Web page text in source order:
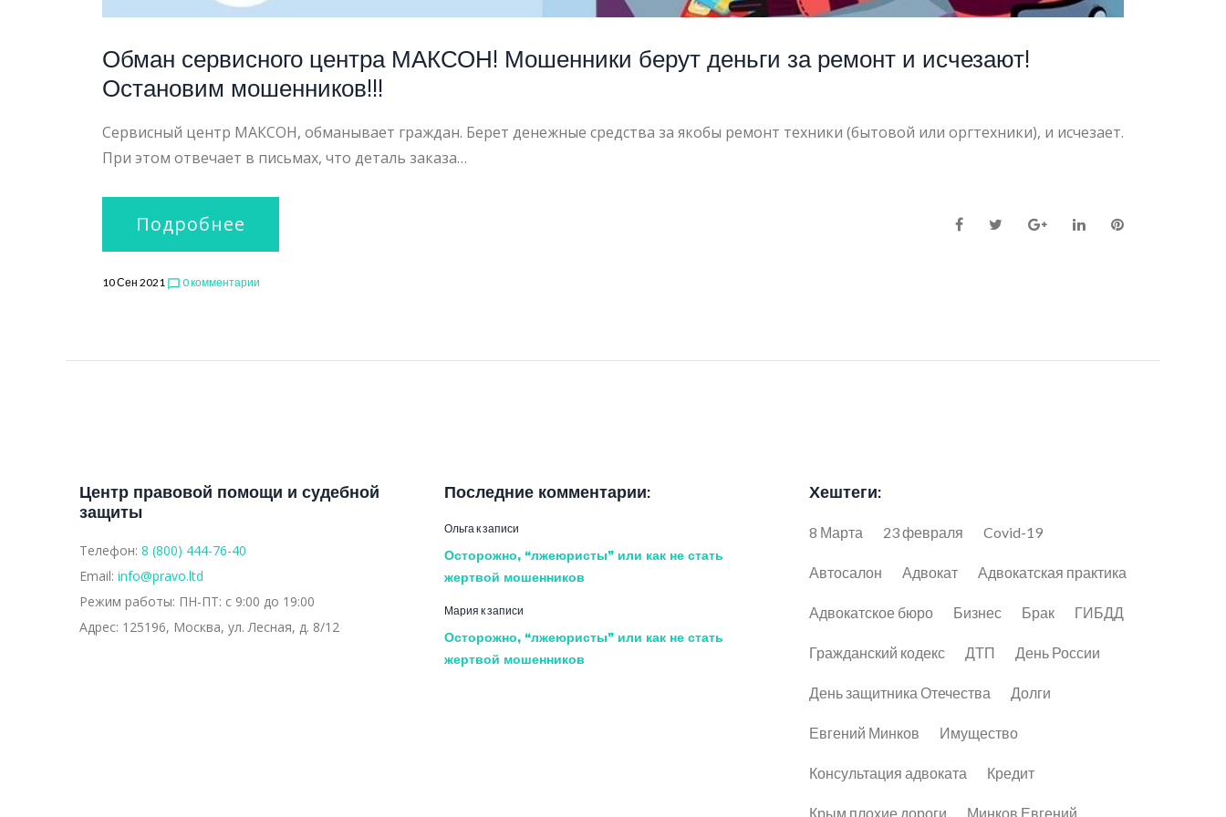
Обман сервисного центра МАКСОН! Мошенники берут деньги за ремонт и исчезают!
Остановим мошенников!!!
Сервисный центр МАКСОН, обманывает граждан. Берет денежные средства за якобы ремонт техники (бытовой или оргтехники), и исчезает.
При этом отвечает в письмах, что деталь заказа…
Подробнее FacebookTwitter Google+LinkedIn
10 Сен 2021 chat_bubble_outline 0 комментарии
Центр правовой помощи и судебной
защиты
Телефон: 8 (800) 444-76-40
Email: info@pravo.ltd
Режим работы: ПН-ПТ: с 9:00 до 19:00
Адрес: 125196, Москва, ул. Лесная, д. 8/12
Последние комментарии:
Ольгак записи
Осторожно, “лжеюристы” или как не стать
жертвой мошенников
Мария к записи
Осторожно, “лжеюристы” или как не стать
жертвой мошенников
Хештеги:
8 Марта 23 февраля Covid-19
Автосалон Адвокат Адвокатская практика
Адвокатское бюро Бизнес Брак ГИБДД
Гражданский кодекс ДТП День России
День защитника Отечества Долги
Евгений Минков Имущество
Консультация адвоката Кредит
Крым плохие дороги Минков Евгений